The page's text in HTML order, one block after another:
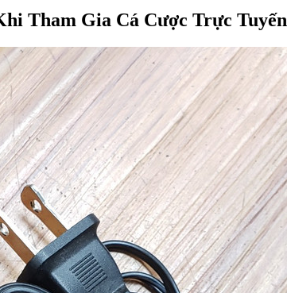
Tham Gia Cá Cược Trực Tuyến